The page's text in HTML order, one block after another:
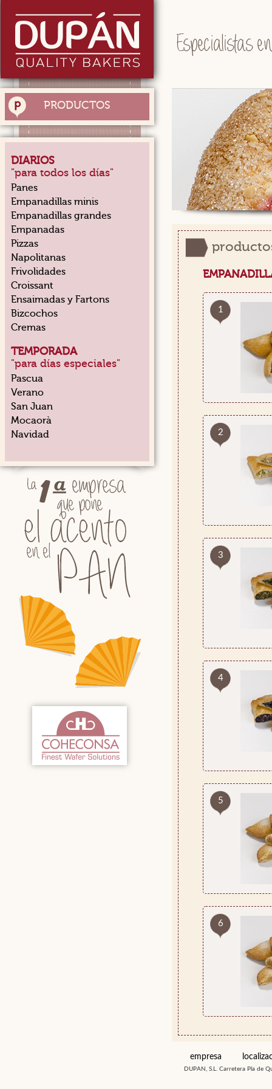
PRODUCTOS
DIARIOS
"para todos los días"
Panes
Empanadillas minis
Empanadillas grandes
Empanadas
Pizzas
Napolitanas
Frivolidades
Croissant
Ensaimadas y Fartons
Bizcochos
Cremas
TEMPORADA
"para días especiales"
Pascua
Verano
San Juan
Mocaorà
Navidad
1
2
3
4
5
6
empresa
DUPAN, S.L. Carretera Pla de